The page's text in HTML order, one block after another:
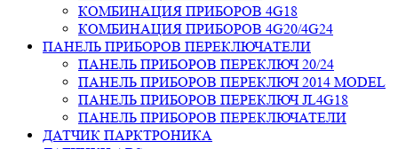
КОМБИНАЦИЯ ПРИБОРОВ 4G18
КОМБИНАЦИЯ ПРИБОРОВ 4G20/4G24
ПАНЕЛЬ ПРИБОРОВ ПЕРЕКЛЮЧАТЕЛИ
ПАНЕЛЬ ПРИБОРОВ ПЕРЕКЛЮЧ 20/24
ПАНЕЛЬ ПРИБОРОВ ПЕРЕКЛЮЧ 2014 MODEL
ПАНЕЛЬ ПРИБОРОВ ПЕРЕКЛЮЧ JL4G18
ПАНЕЛЬ ПРИБОРОВ ПЕРЕКЛЮЧАТЕЛИ
ДАТЧИК ПАРКТРОНИКА